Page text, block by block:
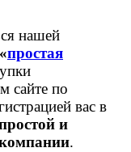
нашей
«простая
сайте по
вас в
и
.